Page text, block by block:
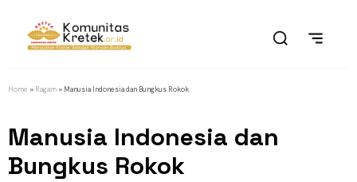
Home » Ragam » Manusia Indonesia dan Bungkus Rokok
Manusia Indonesia dan
Bungkus Rokok